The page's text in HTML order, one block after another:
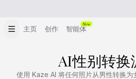
主页 创作 智能体
New
AI性别转换
使用 Kaze AI 将任何照片从男性转换为